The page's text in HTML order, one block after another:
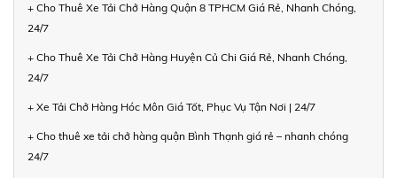
+ Cho Thuê Xe Tải Chở Hàng Quận 8 TPHCM Giá Rẻ, Nhanh Chóng,
24/7
+ Cho Thuê Xe Tải Chở Hàng Huyện Củ Chi Giá Rẻ, Nhanh Chóng,
24/7
+ Xe Tải Chở Hàng Hóc Môn Giá Tốt, Phục Vụ Tận Nơi | 24/7
+ Cho thuê xe tải chở hàng quận Bình Thạnh giá rẻ – nhanh chóng
24/7